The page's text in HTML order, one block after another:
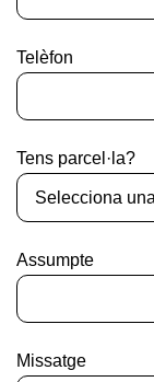
Telèfon
Tens parcel·la?
Assumpte
Missatge